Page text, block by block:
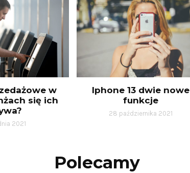
w
się ich
2021
Iphone 13 dwie nowe
funkcje
28 października 2021
Polecamy